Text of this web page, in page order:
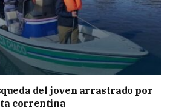
del joven arrastrado por
correntina